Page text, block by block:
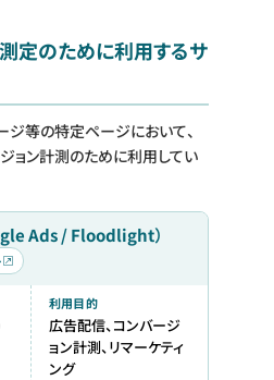
定のために利用するサ
ジ等の特定ページにおいて、
ョン計測のために利用してい
Ads / Floodlight）
利用目的
広告配信、コンバージ
ョン計測、リマーケティ
ング